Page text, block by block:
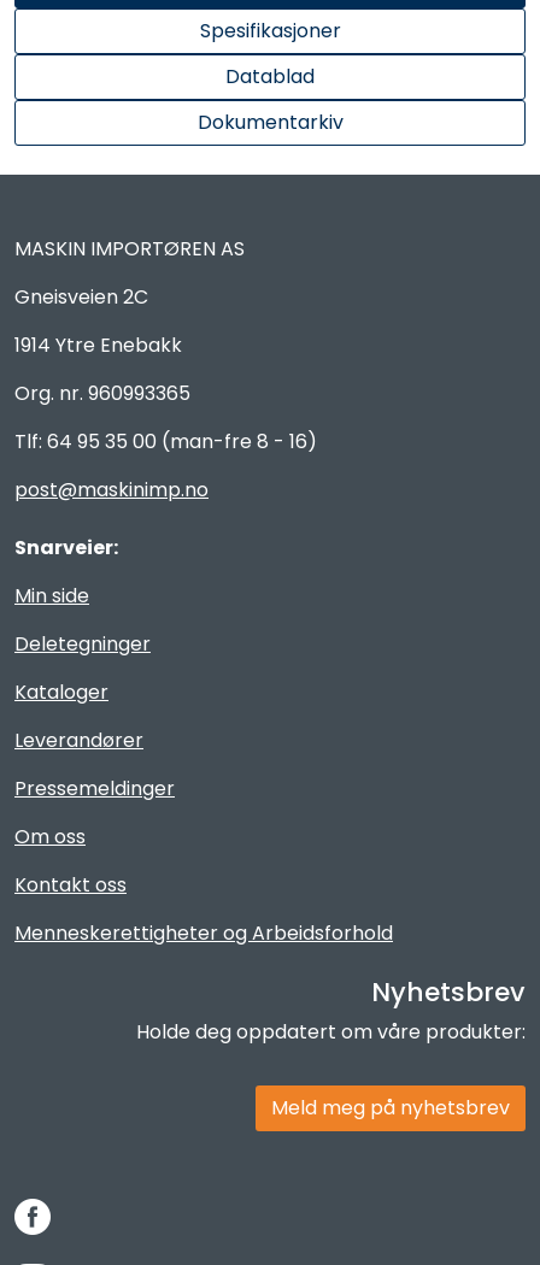
Spesifikasjoner
Datablad
Dokumentarkiv
MASKIN IMPORTØREN AS
Gneisveien 2C
1914 Ytre Enebakk
Org. nr. 960993365
Tlf: 64 95 35 00 (man-fre 8 - 16)
post@maskinimp.no
Snarveier:
Min side
Deletegninger
Kataloger
Leverandører
Pressemeldinger
Om oss
Kontakt oss
Menneskerettigheter og Arbeidsforhold
Nyhetsbrev
Holde deg oppdatert om våre produkter:
Meld meg på nyhetsbrev